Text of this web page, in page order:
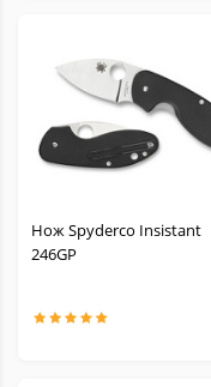
Нож Spyderco Insistant
246GP